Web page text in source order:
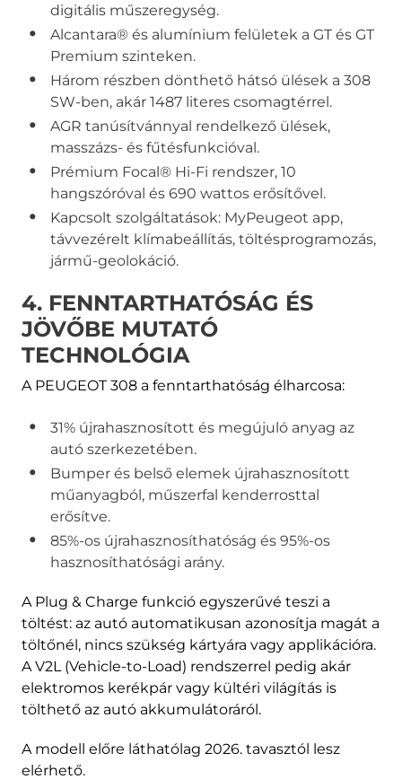
digitális műszeregység.
Alcantara® és alumínium felületek a GT és GT
Premium szinteken.
Három részben dönthető hátsó ülések a 308
SW-ben, akár 1487 literes csomagtérrel.
AGR tanúsítvánnyal rendelkező ülések,
masszázs- és fűtésfunkcióval.
Prémium Focal® Hi-Fi rendszer, 10
hangszóróval és 690 wattos erősítővel.
Kapcsolt szolgáltatások: MyPeugeot app,
távvezérelt klímabeállítás, töltésprogramozás,
jármű-geolokáció.
4. FENNTARTHATÓSÁG ÉS
JÖVŐBE MUTATÓ
TECHNOLÓGIA
A PEUGEOT 308 a fenntarthatóság élharcosa:
31% újrahasznosított és megújuló anyag az
autó szerkezetében.
Bumper és belső elemek újrahasznosított
műanyagból, műszerfal kenderrosttal
erősítve.
85%-os újrahasznosíthatóság és 95%-os
hasznosíthatósági arány.
A Plug & Charge funkció egyszerűvé teszi a
töltést: az autó automatikusan azonosítja magát a
töltőnél, nincs szükség kártyára vagy applikációra.
A V2L (Vehicle-to-Load) rendszerrel pedig akár
elektromos kerékpár vagy kültéri világítás is
tölthető az autó akkumulátoráról.
A modell előre láthatólag 2026. tavasztól lesz
elérhető.